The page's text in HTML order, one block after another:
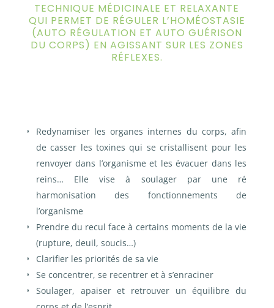
TECHNIQUE MÉDICINALE ET RELAXANTE
QUI PERMET DE RÉGULER L’HOMÉOSTASIE
(AUTO RÉGULATION ET AUTO GUÉRISON
DU CORPS) EN AGISSANT SUR LES ZONES
RÉFLEXES.
Redynamiser les organes internes du corps, afin
de casser les toxines qui se cristallisent pour les
renvoyer dans l’organisme et les évacuer dans les
reins… Elle vise à soulager par une ré
harmonisation des fonctionnements de
l’organisme
Prendre du recul face à certains moments de la vie
(rupture, deuil, soucis…)
Clarifier les priorités de sa vie
Se concentrer, se recentrer et à s’enraciner
Soulager, apaiser et retrouver un équilibre du